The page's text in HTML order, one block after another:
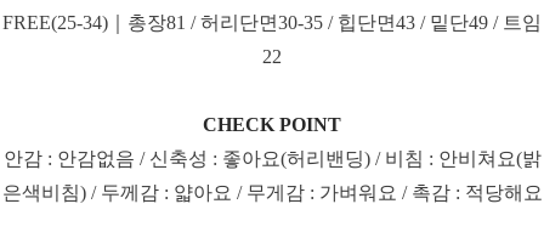
FREE(25-34)｜총장81 / 허리단면30-35 / 힙단면43 / 밑단49 / 트임
22
CHECK POINT
안감 : 안감없음 / 신축성 : 좋아요(허리밴딩) / 비침 : 안비쳐요(밝
은색비침) / 두께감 : 얇아요 / 무게감 : 가벼워요 / 촉감 : 적당해요